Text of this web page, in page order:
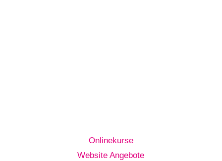
Onlinekurse
Website Angebote